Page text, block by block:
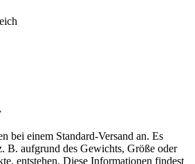
bei einem Standard-Versand an. Es
B. aufgrund des Gewichts, Größe oder
entstehen. Diese Informationen findest